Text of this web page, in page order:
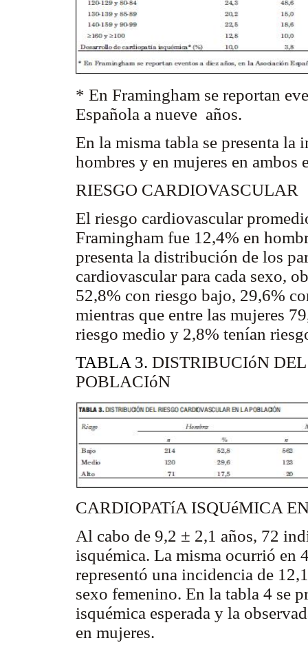
* En Framingham se reportan
Española a nueve años.
En la misma tabla se presenta la
hombres y en mujeres en ambos
RIESGO CARDIOVASCULAR
El riesgo cardiovascular
Framingham fue 12,4% en
presenta la distribución de los
cardiovascular para cada sexo,
52,8% con riesgo bajo, 29,6%
mientras que entre las mujeres
riesgo medio y 2,8% tenían
TABLA 3. DISTRIBUCIóN
POBLACIóN
CARDIOPATíA ISQUéMICA
Al cabo de 9,2 ± 2,1 años, 72
isquémica. La misma ocurrió en
representó una incidencia de
sexo femenino. En la tabla 4 se
isquémica esperada y la
en mujeres.